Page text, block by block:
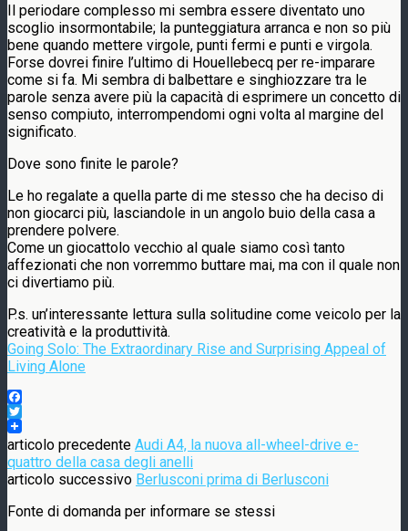
Il periodare complesso mi sembra essere diventato uno
scoglio insormontabile; la punteggiatura arranca e non so più
bene quando mettere virgole, punti fermi e punti e virgola.
Forse dovrei finire l’ultimo di Houellebecq per re-imparare
come si fa. Mi sembra di balbettare e singhiozzare tra le
parole senza avere più la capacità di esprimere un concetto di
senso compiuto, interrompendomi ogni volta al margine del
significato.
Dove sono finite le parole?
Le ho regalate a quella parte di me stesso che ha deciso di
non giocarci più, lasciandole in un angolo buio della casa a
prendere polvere.
Come un giocattolo vecchio al quale siamo così tanto
affezionati che non vorremmo buttare mai, ma con il quale non
ci divertiamo più.
P.s. un’interessante lettura sulla solitudine come veicolo per la
creatività e la produttività.
Going Solo: The Extraordinary Rise and Surprising Appeal of
Living Alone
Facebook
Twitter
articolo precedente Audi A4, la nuova all-wheel-drive e-
quattro della casa degli anelli
articolo successivo Berlusconi prima di Berlusconi
Fonte di domanda per informare se stessi